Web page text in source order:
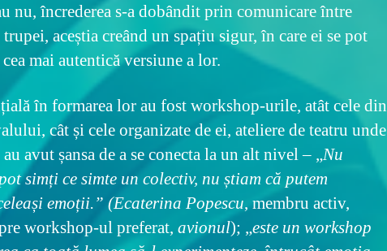
nu, încrederea s-a dobândit prin comunicare între
aceștia creând un spațiu sigur, în care ei se pot
mai autentică versiune a lor.
în formarea lor au fost workshop-urile, atât cele din
cât și cele organizate de ei, ateliere de teatru unde
avut șansa de a se conecta la un alt nivel – „Nu
simți ce simte un colectiv, nu știam că putem
emoții.” (Ecaterina Popescu, membru activ,
workshop-ul preferat, avionul); „este un workshop